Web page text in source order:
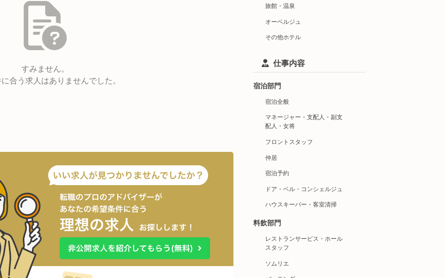
すみません。
合う求人はありませんでした。
旅館・温泉
オーベルジュ
その他ホテル
仕事内容
宿泊部門
宿泊全般
マネージャー・支配人・副支
配人・女将
フロントスタッフ
仲居
宿泊予約
ドア・ベル・コンシェルジュ
ハウスキーパー・客室清掃
料飲部門
レストランサービス・ホール
スタッフ
ソムリエ